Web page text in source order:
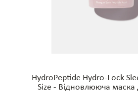
HydroPeptide Hydro-Lock
Size - Відновлююча маска